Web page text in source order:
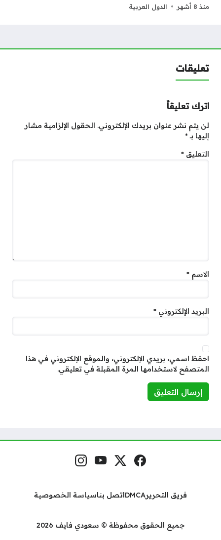
منذ 8 أشهر الدول العربية
تعليقات
اترك تعليقاً
لن يتم نشر عنوان بريدك الإلكتروني. الحقول الإلزامية مشار
إليها بـ*
التعليق *
الاسم *
البريد الإلكتروني *
احفظ اسمي، بريدي الإلكتروني، والموقع الإلكتروني في هذا
المتصفح لاستخدامها المرة المقبلة في تعليقي.
مواقع التواصل فيسبوكمنصة إكس
يوتيوبإنستغرام
فريق التحريرDMCA اتصل بناسياسة الخصوصية
جميع الحقوق محفوظة © سعودي فايف 2026